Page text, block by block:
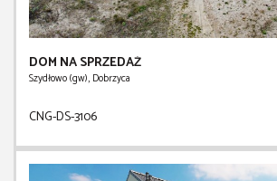
DOM NA SPRZEDAŻ
Szydłowo (gw), Dobrzyca
CNG-DS-3106